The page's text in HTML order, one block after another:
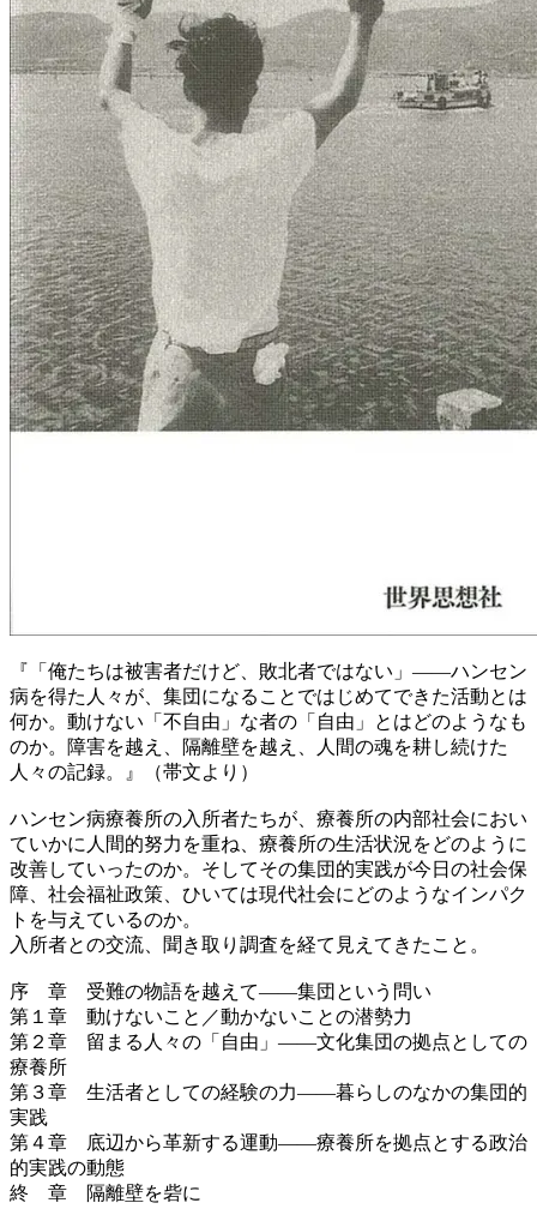
『「俺たちは被害者だけど、敗北者ではない」――ハンセン
病を得た人々が、集団になることではじめてできた活動とは
何か。動けない「不自由」な者の「自由」とはどのようなも
のか。障害を越え、隔離壁を越え、人間の魂を耕し続けた
人々の記録。』（帯文より）
ハンセン病療養所の入所者たちが、療養所の内部社会におい
ていかに人間的努力を重ね、療養所の生活状況をどのように
改善していったのか。そしてその集団的実践が今日の社会保
障、社会福祉政策、ひいては現代社会にどのようなインパク
トを与えているのか。
入所者との交流、聞き取り調査を経て見えてきたこと。
序 章 受難の物語を越えて――集団という問い
第１章 動けないこと／動かないことの潜勢力
第２章 留まる人々の「自由」――文化集団の拠点としての
療養所
第３章 生活者としての経験の力――暮らしのなかの集団的
実践
第４章 底辺から革新する運動――療養所を拠点とする政治
的実践の動態
終 章 隔離壁を砦に